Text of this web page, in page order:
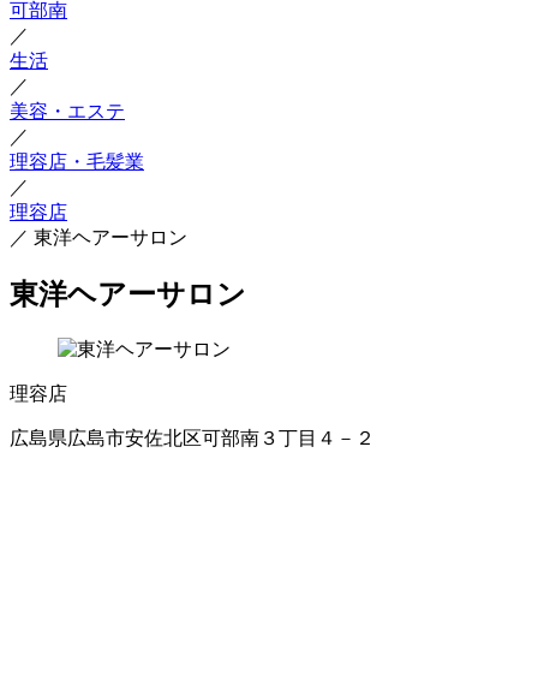
可部南
／
生活
／
美容・エステ
／
理容店・毛髪業
／
理容店
／ 東洋ヘアーサロン
東洋ヘアーサロン
理容店
広島県広島市安佐北区可部南３丁目４－２